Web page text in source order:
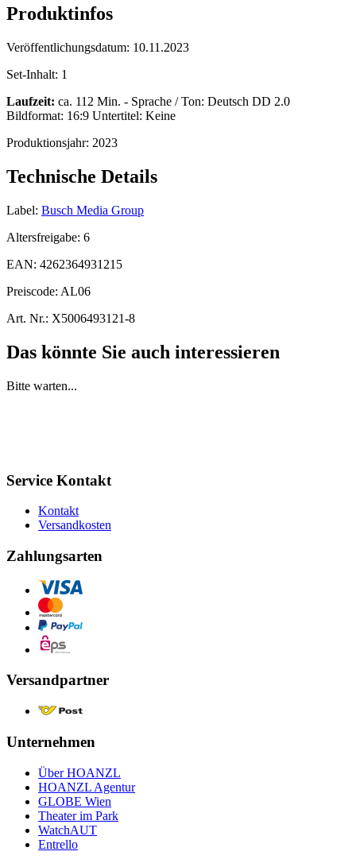
Produktinfos
Veröffentlichungsdatum: 10.11.2023
Set-Inhalt: 1
Laufzeit: ca. 112 Min. - Sprache / Ton: Deutsch DD 2.0
Bildformat: 16:9 Untertitel: Keine
Produktionsjahr: 2023
Technische Details
Label: Busch Media Group
Altersfreigabe: 6
EAN: 4262364931215
Preiscode: AL06
Art. Nr.: X5006493121-8
Das könnte Sie auch interessieren
Bitte warten...
Service Kontakt
Kontakt
Versandkosten
Zahlungsarten
Versandpartner
Unternehmen
Über HOANZL
HOANZL Agentur
GLOBE Wien
Theater im Park
WatchAUT
Entrello